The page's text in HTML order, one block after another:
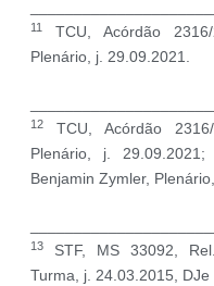
11
TCU, Acórdão
Plenário, j. 29.09.2021.
12
TCU, Acórdão
Plenário, j.
Benjamin Zymler,
13
STF, MS 33092,
Turma, j. 24.03.2015, DJe